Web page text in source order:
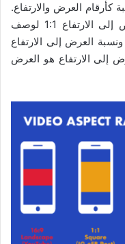
كأرقام العرض والارتفاع.
على سبيل المثال تُستخدم نسبة العرض إلى الارتفاع 1:1 لوصف
العرض إلى الارتفاع
إلى الارتفاع هو العرض